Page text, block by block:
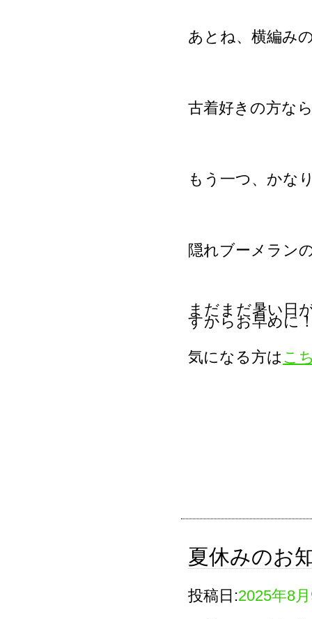
あとね、横編み
古着好きの方な
もう一つ、かな
隠れブーメラン
まだまだ暑い日
すからお早めに
気になる方は こ
夏休みのお
投稿日:2025年8